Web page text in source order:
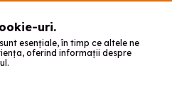
uri.
esențiale, în timp ce altele ne
oferind informații despre